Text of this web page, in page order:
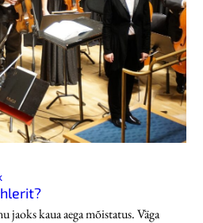
kaua aega mõistatus. Väga